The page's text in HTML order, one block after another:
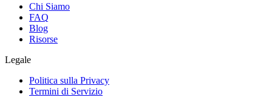
Chi Siamo
FAQ
Blog
Risorse
Legale
Politica sulla Privacy
Termini di Servizio